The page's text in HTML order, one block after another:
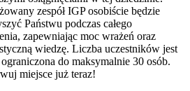
zespół IGP osobiście będzie
Państwu podczas całego
zapewniając moc wrażeń oraz
wiedzę. Liczba uczestników jest
do maksymalnie 30 osób.
miejsce już teraz!